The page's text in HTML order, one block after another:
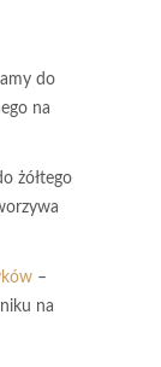
do
na
żółtego
–
na